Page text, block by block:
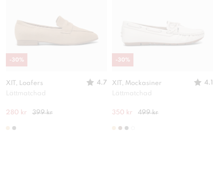
XIT, Loafers
4.7
Lättmatchad
280 kr 399 kr
-30%
XIT, Mockasiner
4.1
Lättmatchad
350 kr 499 kr
-30%